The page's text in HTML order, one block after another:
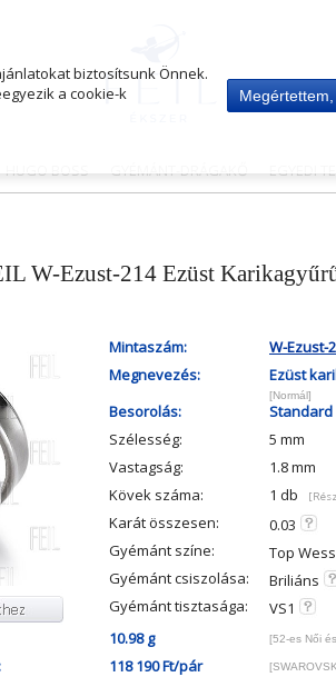
HUGO BOSS GYÉMÁNT-DRÁGAKŐ EGYEDI
W-Ezust-214 Ezüst
Mintaszám:
W-Ezust-
Megnevezés:
Ezüst
[Normál]
Besorolás:
Standard
Szélesség:
5 mm
Vastagság:
1.8 mm
Kövek száma:
1 db
Karát összesen:
0.03
Gyémánt színe:
Top
Gyémánt csiszolása:
Briliáns
Gyémánt tisztasága:
VS1
10.98 g [52-es Női
118 190 Ft/pár
biztosítsunk Önnek.
a cookie-k